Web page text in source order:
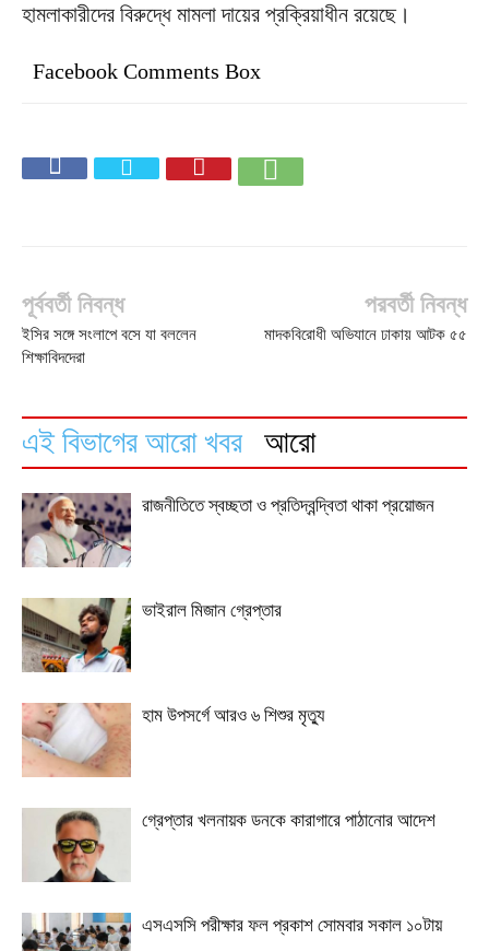
হামলাকারীদের বিরুদ্ধে মামলা দায়ের প্রক্রিয়াধীন রয়েছে।
Facebook Comments Box
পূর্ববর্তী নিবন্ধ
ইসির সঙ্গে সংলাপে বসে যা বললেন
শিক্ষাবিদদেরা
পরবর্তী নিবন্ধ
মাদকবিরোধী অভিযানে ঢাকায় আটক ৫৫
এই বিভাগের আরো খবর আরো
রাজনীতিতে স্বচ্ছতা ও প্রতিদ্বন্দ্বিতা থাকা প্রয়োজন
ভাইরাল মিজান গ্রেপ্তার
হাম উপসর্গে আরও ৬ শিশুর মৃত্যু
গ্রেপ্তার খলনায়ক ডনকে কারাগারে পাঠানোর আদেশ
এসএসসি পরীক্ষার ফল প্রকাশ সোমবার সকাল ১০টায়